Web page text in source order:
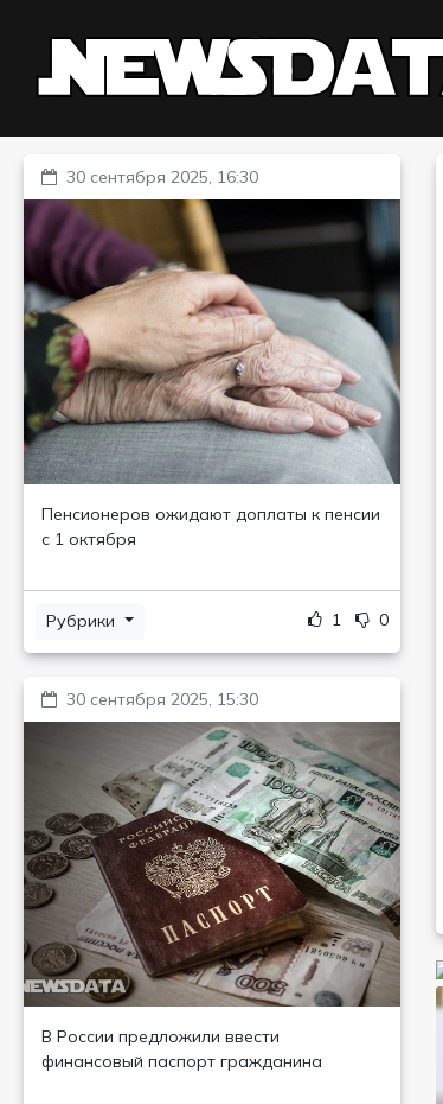
30 сентября 2025, 16:30
Пенсионеров ожидают доплаты к пенсии
с 1 октября
Рубрики 1 0
30 сентября 2025, 15:30
В России предложили ввести
финансовый паспорт гражданина